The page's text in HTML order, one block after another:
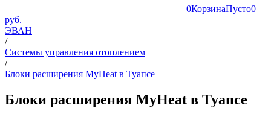
0КорзинаПусто0
руб.
ЭВАН
/
Системы управления отоплением
/
Блоки расширения MyHeat в Туапсе
Блоки расширения MyHeat в Туапсе